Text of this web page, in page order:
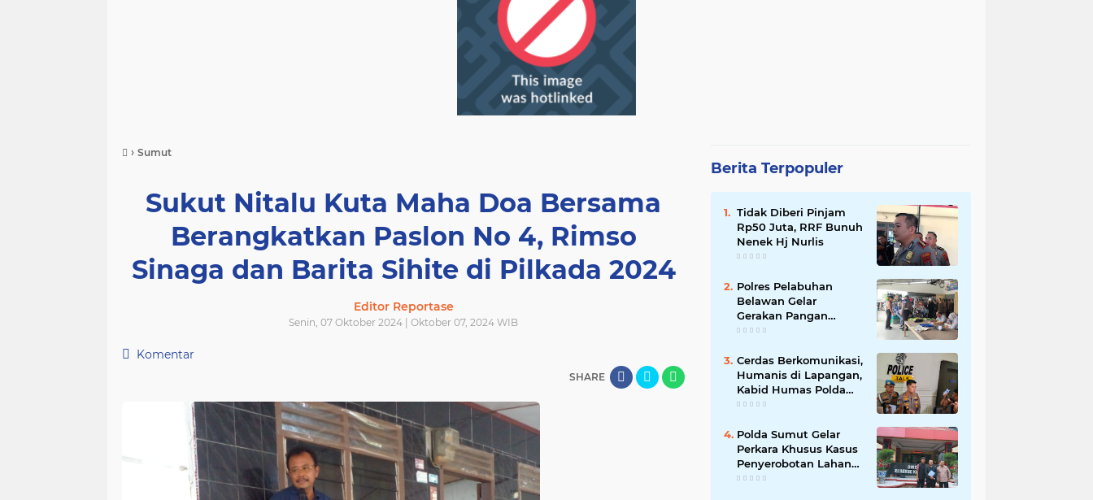
› Sumut
Sukut Nitalu Kuta Maha Doa Bersama
Berangkatkan Paslon No 4, Rimso
Sinaga dan Barita Sihite di Pilkada 2024
Editor Reportase
Senin, 07 Oktober 2024 | Oktober 07, 2024 WIB
Komentar
SHARE
Berita Terpopuler
Tidak Diberi Pinjam
Rp50 Juta, RRF Bunuh
Nenek Hj Nurlis
Polres Pelabuhan
Belawan Gelar
Gerakan Pangan
Murah Polri, Jual 3 Ton
Cerdas Berkomunikasi,
Humanis di Lapangan,
Kabid Humas Polda
Sumut Tanamkan
Siswa SPN Hinai
Polda Sumut Gelar
Perkara Khusus Kasus
Penyerobotan Lahan
Jalan Sei Belutu,